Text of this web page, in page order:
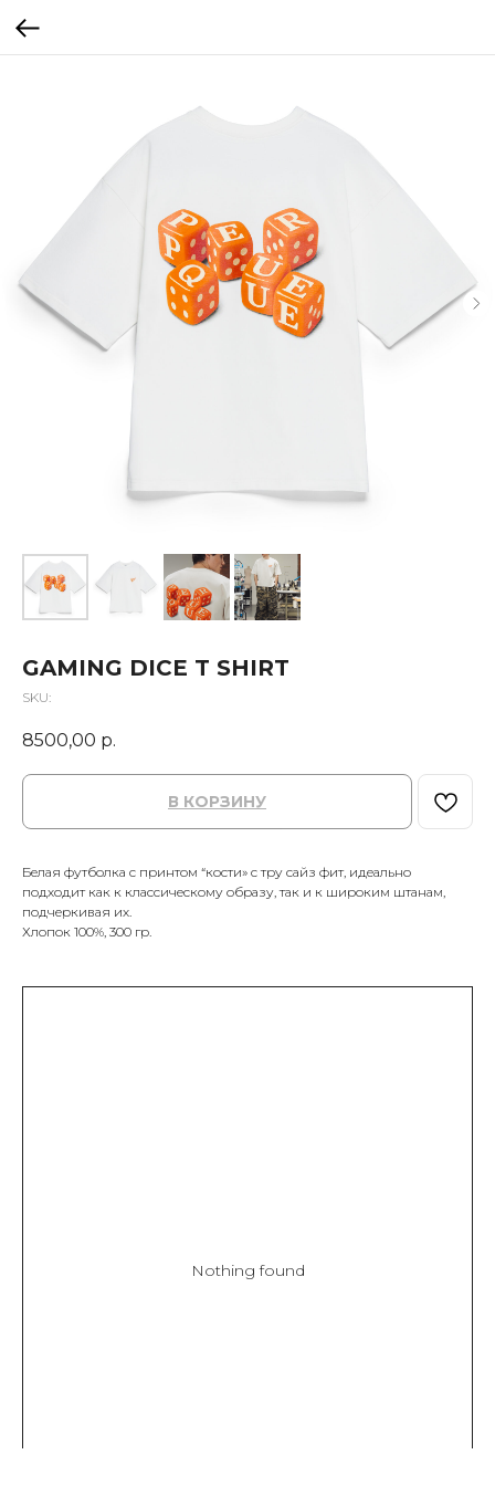
GAMING DICE T SHIRT
SKU:
8500,00 р.
В КОРЗИНУ
Белая футболка с принтом “кости» с тру сайз фит, идеально
подходит как к классическому образу, так и к широким штанам,
подчеркивая их.
Хлопок 100%, 300 гр.
Nothing found